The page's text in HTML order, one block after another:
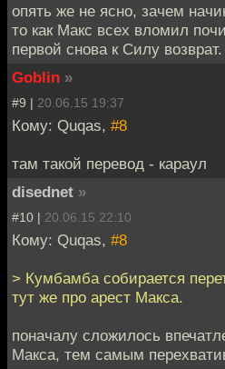
опять же не ясно, зачем
то как Макс всех вломил
первой снова к Силу возврат.
Goblin »
#9 | 20.06.15 19:37
Кому: Quqas, #8
там такой перевод - караул
disednet »
#10 | 20.06.15 22:10
Кому: Quqas, #8
> Кумбамба собирается
тут же про арест Макса.
поначалу сложилось
Макса, тем самым